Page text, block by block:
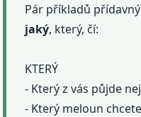
Pár příkladů
jaký, který, čí:
KTERÝ
- Který z vás půjde
- Který meloun